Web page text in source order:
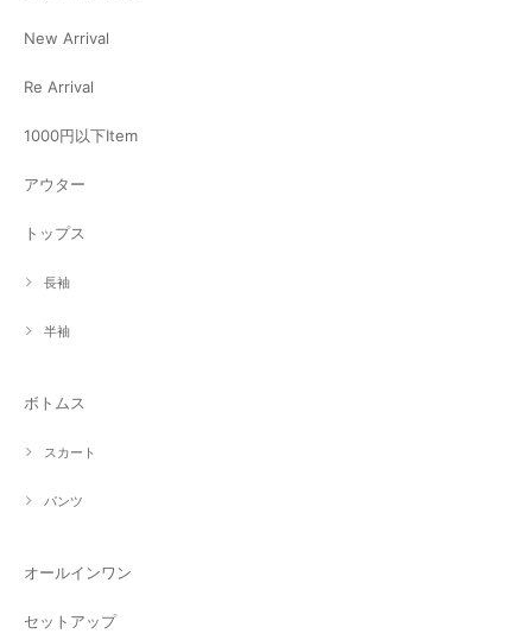
New Arrival
Re Arrival
1000円以下Item
アウター
トップス
長袖
半袖
ボトムス
スカート
パンツ
オールインワン
セットアップ